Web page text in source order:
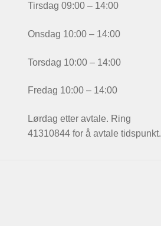
Tirsdag 09:00 – 14:00
Onsdag 10:00 – 14:00
Torsdag 10:00 – 14:00
Fredag 10:00 – 14:00
Lørdag etter avtale. Ring
41310844 for å avtale tidspunkt.